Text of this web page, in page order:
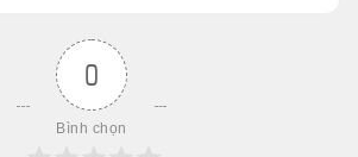
0
Bình chọn